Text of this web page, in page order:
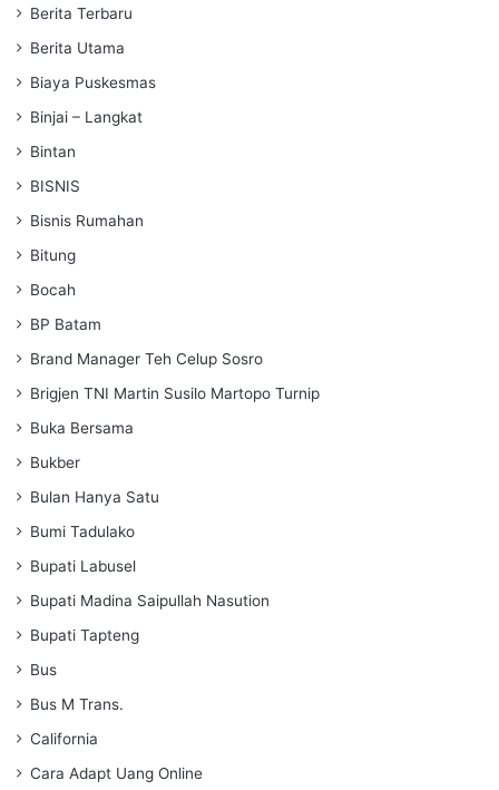
Berita Terbaru
Berita Utama
Biaya Puskesmas
Binjai – Langkat
Bintan
BISNIS
Bisnis Rumahan
Bitung
Bocah
BP Batam
Brand Manager Teh Celup Sosro
Brigjen TNI Martin Susilo Martopo Turnip
Buka Bersama
Bukber
Bulan Hanya Satu
Bumi Tadulako
Bupati Labusel
Bupati Madina Saipullah Nasution
Bupati Tapteng
Bus
Bus M Trans.
California
Cara Adapt Uang Online